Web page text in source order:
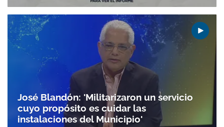
José Blandón: 'Militarizaron un servicio
cuyo propósito es cuidar las
instalaciones del Municipio'